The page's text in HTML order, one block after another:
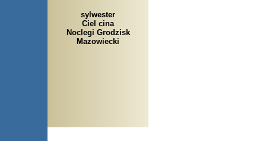
sylwester
Ciel cina
Noclegi Grodzisk
Mazowiecki